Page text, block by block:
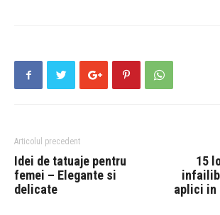
Articolul precedent
Idei de tatuaje pentru
femei – Elegante si
delicate
15
aplici in